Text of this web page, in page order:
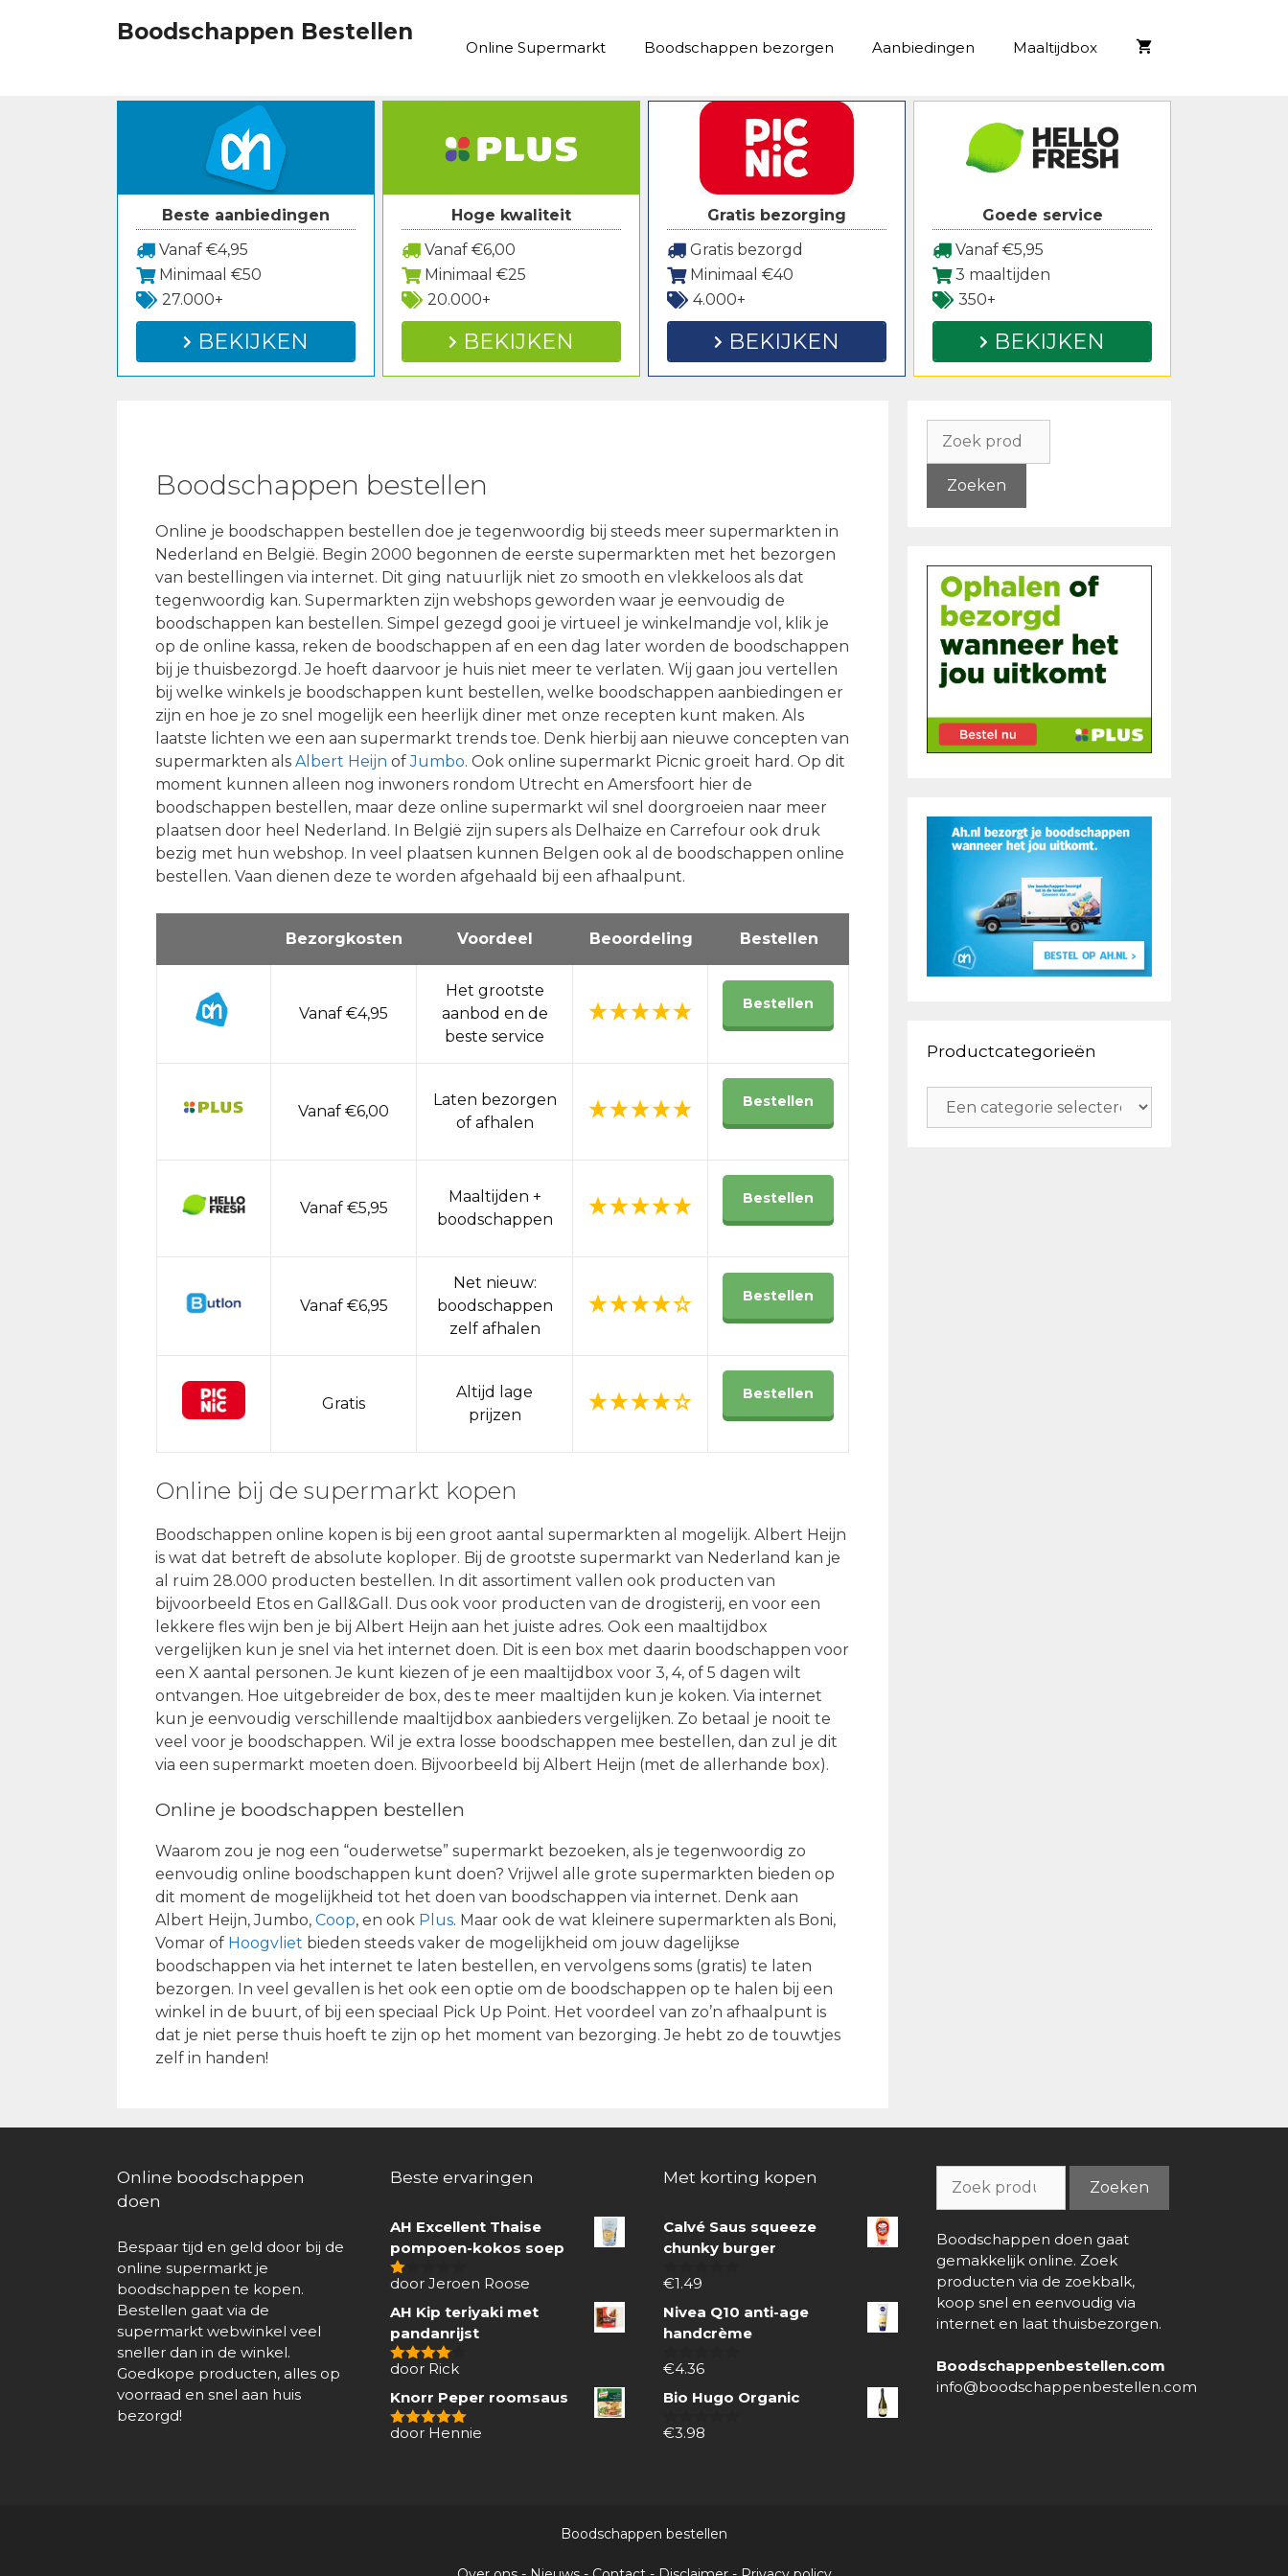
Boodschappen Bestellen
Online Supermarkt Boodschappen bezorgen Aanbiedingen Maaltijdbox
Beste aanbiedingen
Vanaf €4,95
Minimaal €50
27.000+
BEKIJKEN
Hoge kwaliteit
Vanaf €6,00
Minimaal €25
20.000+
BEKIJKEN
Gratis bezorging
Gratis bezorgd
Minimaal €40
4.000+
BEKIJKEN
Goede service
Vanaf €5,95
3 maaltijden
350+
BEKIJKEN
Boodschappen bestellen
Online je boodschappen bestellen doe je tegenwoordig bij steeds meer supermarkten in
Nederland en België. Begin 2000 begonnen de eerste supermarkten met het bezorgen
van bestellingen via internet. Dit ging natuurlijk niet zo smooth en vlekkeloos als dat
tegenwoordig kan. Supermarkten zijn webshops geworden waar je eenvoudig de
boodschappen kan bestellen. Simpel gezegd gooi je virtueel je winkelmandje vol, klik je
op de online kassa, reken de boodschappen af en een dag later worden de boodschappen
bij je thuisbezorgd. Je hoeft daarvoor je huis niet meer te verlaten. Wij gaan jou vertellen
bij welke winkels je boodschappen kunt bestellen, welke boodschappen aanbiedingen er
zijn en hoe je zo snel mogelijk een heerlijk diner met onze recepten kunt maken. Als
laatste lichten we een aan supermarkt trends toe. Denk hierbij aan nieuwe concepten van
supermarkten als Albert Heijn ofJumbo. Ook online supermarkt Picnic groeit hard. Op dit
moment kunnen alleen nog inwoners rondom Utrecht en Amersfoort hier de
boodschappen bestellen, maar deze online supermarkt wil snel doorgroeien naar meer
plaatsen door heel Nederland. In België zijn supers als Delhaize en Carrefour ook druk
bezig met hun webshop. In veel plaatsen kunnen Belgen ook al de boodschappen online
bestellen. Vaan dienen deze te worden afgehaald bij een afhaalpunt.
Bezorgkosten Voordeel Beoordeling Bestellen
Vanaf €4,95
Het grootste
aanbod en de
beste service
Bestellen
Vanaf €6,00
Laten bezorgen
of afhalen
Bestellen
Vanaf €5,95
Maaltijden +
boodschappen
Bestellen
Vanaf €6,95
Net nieuw:
boodschappen
zelf afhalen
Bestellen
Gratis
Altijd lage
prijzen
Bestellen
Online bij de supermarkt kopen
Boodschappen online kopen is bij een groot aantal supermarkten al mogelijk. Albert Heijn
is wat dat betreft de absolute koploper. Bij de grootste supermarkt van Nederland kan je
al ruim 28.000 producten bestellen. In dit assortiment vallen ook producten van
bijvoorbeeld Etos en Gall&Gall. Dus ook voor producten van de drogisterij, en voor een
lekkere fles wijn ben je bij Albert Heijn aan het juiste adres. Ook een maaltijdbox
vergelijken kun je snel via het internet doen. Dit is een box met daarin boodschappen voor
een X aantal personen. Je kunt kiezen of je een maaltijdbox voor 3, 4, of 5 dagen wilt
ontvangen. Hoe uitgebreider de box, des te meer maaltijden kun je koken. Via internet
kun je eenvoudig verschillende maaltijdbox aanbieders vergelijken. Zo betaal je nooit te
veel voor je boodschappen. Wil je extra losse boodschappen mee bestellen, dan zul je dit
via een supermarkt moeten doen. Bijvoorbeeld bij Albert Heijn (met de allerhande box).
Online je boodschappen bestellen
Waarom zou je nog een “ouderwetse” supermarkt bezoeken, als je tegenwoordig zo
eenvoudig online boodschappen kunt doen? Vrijwel alle grote supermarkten bieden op
dit moment de mogelijkheid tot het doen van boodschappen via internet. Denk aan
Albert Heijn, Jumbo, Coop, en ook Plus. Maar ook de wat kleinere supermarkten als Boni,
Vomar of Hoogvliet bieden steeds vaker de mogelijkheid om jouw dagelijkse
boodschappen via het internet te laten bestellen, en vervolgens soms (gratis) te laten
bezorgen. In veel gevallen is het ook een optie om de boodschappen op te halen bij een
winkel in de buurt, of bij een speciaal Pick Up Point. Het voordeel van zo’n afhaalpunt is
dat je niet perse thuis hoeft te zijn op het moment van bezorging. Je hebt zo de touwtjes
zelf in handen!
naar:
Zoeken
Productcategorieën
Online boodschappen
doen
Bespaar tijd en geld door bij de
online supermarkt je
boodschappen te kopen.
Bestellen gaat via de
supermarkt webwinkel veel
sneller dan in de winkel.
Goedkope producten, alles op
voorraad en snel aan huis
bezorgd!
Beste ervaringen
AH Excellent Thaise
pompoen-kokos soep
1
5
door Jeroen Roose
AH Kip teriyaki met
pandanrijst
4van 5
door Rick
Knorr Peper roomsaus
5van 5
door Hennie
Met korting kopen
Calvé Saus squeeze
chunky burger
0
5
€1.49
Nivea Q10 anti-age
handcrème
0
5
€4.36
Bio Hugo Organic
0
€3.98
naar:
Zoeken
Boodschappen doen gaat
gemakkelijk online. Zoek
producten via de zoekbalk,
koop snel en eenvoudig via
internet en laat thuisbezorgen.
Boodschappenbestellen.com
info@boodschappenbestellen.com
Boodschappen bestellen